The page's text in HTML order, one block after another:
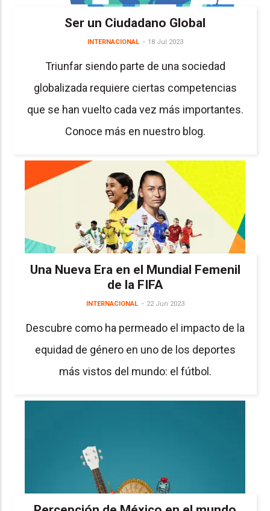
Ser un Ciudadano Global
INTERNACIONAL 18 Jul 2023
Triunfar siendo parte de una sociedad
globalizada requiere ciertas competencias
que se han vuelto cada vez más importantes.
Conoce más en nuestro blog.
Una Nueva Era en el Mundial Femenil
de la FIFA
INTERNACIONAL 22 Jun 2023
Descubre como ha permeado el impacto de la
equidad de género en uno de los deportes
más vistos del mundo: el fútbol.